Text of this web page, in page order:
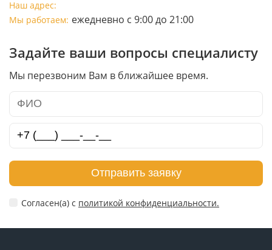
Наш адрес:
Мы работаем: ежедневно с 9:00 до 21:00
Задайте ваши вопросы специалисту
Мы перезвоним Вам в ближайшее время.
Отправить заявку
Согласен(а) c политикой конфиденциальности.